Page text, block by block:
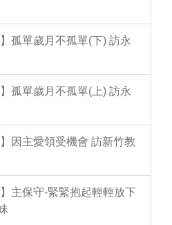
孤單歲月不孤單(下) 訪永
孤單歲月不孤單(上) 訪永
因主愛領受機會 訪新竹教
主保守-緊緊抱起輕輕放下